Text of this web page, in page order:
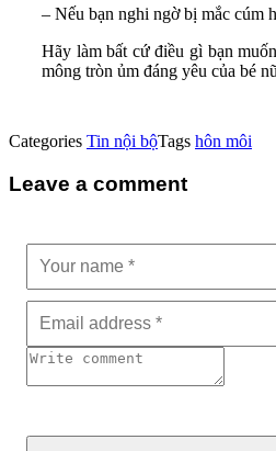
– Nếu bạn nghi ngờ bị mắc cúm
Hãy làm bất cứ điều gì bạn
mông tròn ủm đáng yêu của bé
Categories Tin nội bộTags hôn môi
Leave a comment